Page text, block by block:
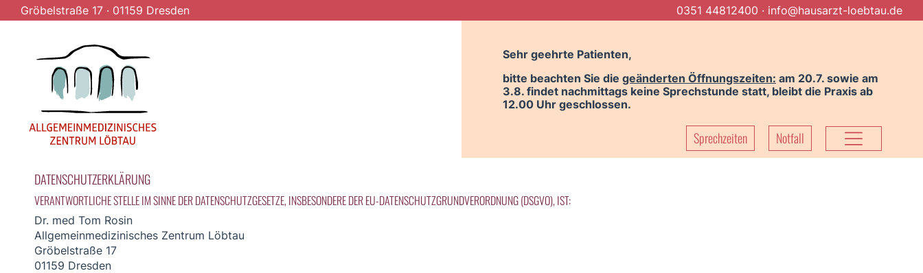
Gröbelstraße 17 · 01159 Dresden 0351 44812400 · info@hausarzt-loebtau.de
Sehr geehrte Patienten,
bitte beachten Sie die geänderten Öffnungszeiten: am 20.7. sowie am
3.8. findet nachmittags keine Sprechstunde statt, bleibt die Praxis ab
12.00 Uhr geschlossen.
Sprechzeiten Notfall
DATENSCHUTZERKLÄRUNG
VERANTWORTLICHE STELLE IM SINNE DER DATENSCHUTZGESETZE, INSBESONDERE DER EU-DATENSCHUTZGRUNDVERORDNUNG (DSGVO), IST:
Dr. med Tom Rosin
Allgemeinmedizinisches Zentrum Löbtau
Gröbelstraße 17
01159 Dresden